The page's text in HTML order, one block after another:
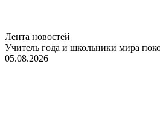
Лента новостей
Учитель года и школьники мира
05.08.2026